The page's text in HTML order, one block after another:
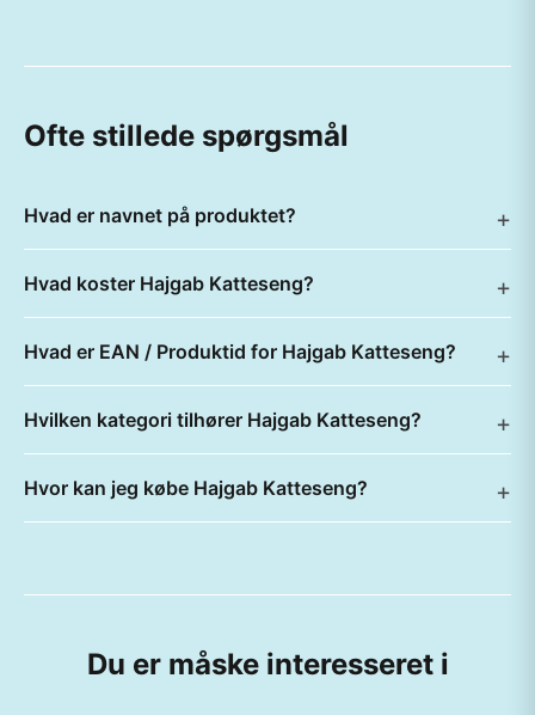
Ofte stillede spørgsmål
Hvad er navnet på produktet?
Hvad koster Hajgab Katteseng?
Hvad er EAN / Produktid for Hajgab Katteseng?
Hvilken kategori tilhører Hajgab Katteseng?
Hvor kan jeg købe Hajgab Katteseng?
Du er måske interesseret i